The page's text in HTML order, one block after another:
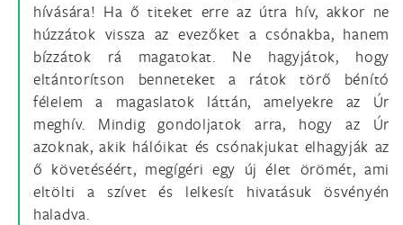
hívására! Ha ő titeket erre az útra hív, akkor ne
húzzátok vissza az evezőket a csónakba, hanem
bízzátok rá magatokat. Ne hagyjátok, hogy
eltántorítson benneteket a rátok törő bénító
félelem a magaslatok láttán, amelyekre az Úr
meghív. Mindig gondoljatok arra, hogy az Úr
azoknak, akik hálóikat és csónakjukat elhagyják az
ő követéséért, megígéri egy új élet örömét, ami
eltölti a szívet és lelkesít hivatásuk ösvényén
haladva.